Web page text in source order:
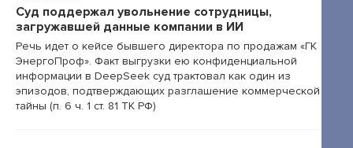
Суд поддержал увольнение сотрудницы,
загружавшей данные компании в ИИ
Речь идет о кейсе бывшего директора по продажам «ГК
ЭнергоПроф». Факт выгрузки ею конфиденциальной
информации в DeepSeek суд трактовал как один из
эпизодов, подтверждающих разглашение коммерческой
тайны (п. 6 ч. 1 ст. 81 ТК РФ)